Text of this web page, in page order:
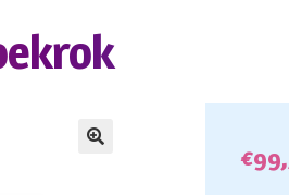
€